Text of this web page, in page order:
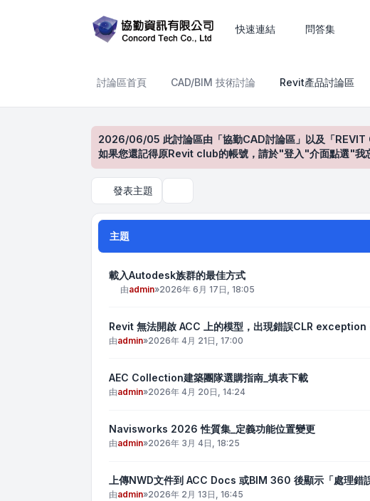
快速連結 問答集
討論區首頁 CAD/BIM 技術討論 Revit產品討論區
2026/06/05 此討論區由「協勤CAD討論區」以及「REVIT
如果您還記得原Revit club的帳號，請於"登入"介面點選"我
發表主題
主題
載入Autodesk族群的最佳方式
由admin»2026年 6月 17日, 18:05
Revit 無法開啟 ACC 上的模型，出現錯誤CLR
由admin»2026年 4月 21日, 17:00
AEC Collection建築團隊選購指南_填表下載
由admin»2026年 4月 20日, 14:24
Navisworks 2026 性質集_定義功能位置變更
由admin»2026年 3月 4日, 18:25
上傳NWD文件到 ACC Docs 或BIM 360 後顯示「處理錯
由admin»2026年 2月 13日, 16:45